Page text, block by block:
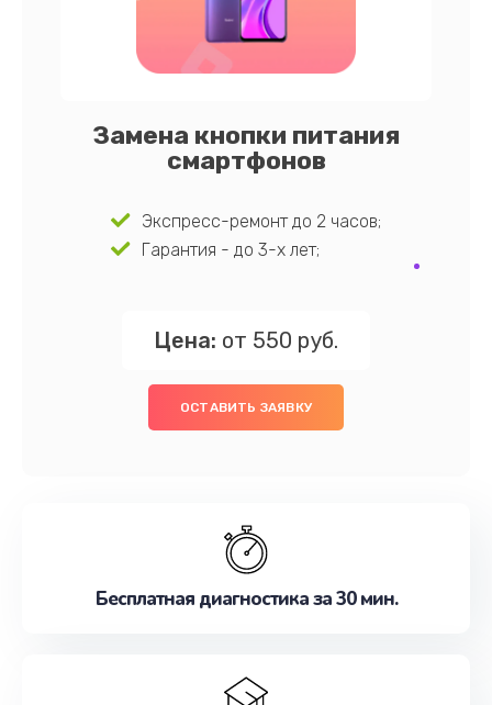
Замена кнопки питания
смартфонов
Экспресс-ремонт до 2 часов;
Гарантия - до 3-х лет;
Цена: от 550 руб.
ОСТАВИТЬ ЗАЯВКУ
Бесплатная диагностика за 30 мин.